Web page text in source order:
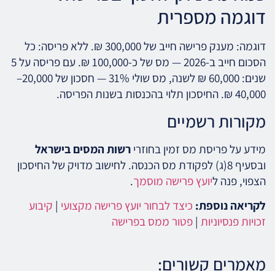
דוגמה מספרית
דוגמה: מענק פרישה חייב של 300,000 ₪. ללא פריסה: כל
הסכום חייב ב-2026 — מס של כ-100,000 ₪. עם פריסה על 5
שנים: 60,000 ₪ לשנה, מס שולי 31% — חסכון של 20,000–
40,000 ₪. החיסכון תלוי בהכנסות בשנות הפריסה.
מקורות רשמיים
מידע על פריסת מס זמין בחוזרירשות המסים בישראל
ובסעיף 8(ג) לפקודת מס הכנסה. לחישוב מדויק של החיסכון
הצפוי, פנה ליועץ פרישה מוסמך.
לקריאה נוספת: כיצד לבחור יועץ פרישה מקצועי | קיבוע
זכויות פנסיוניות |פטור ממס בפרישה
מאמרים קשורים: